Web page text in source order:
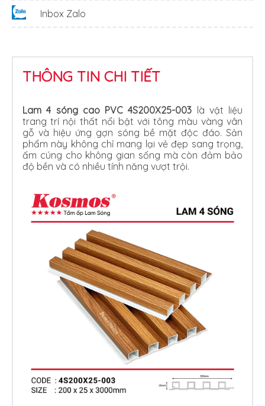
Inbox Zalo
THÔNG TIN CHI TIẾT
Lam 4 sóng cao PVC 4S200X25-003 là vật liệu
trang trí nội thất nổi bật với tông màu vàng vân
gỗ và hiệu ứng gợn sóng bề mặt độc đáo. Sản
phẩm này không chỉ mang lại vẻ đẹp sang trọng,
ấm cúng cho không gian sống mà còn đảm bảo
độ bền và có nhiều tính năng vượt trội.